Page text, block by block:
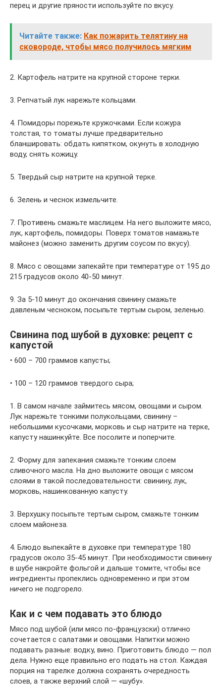
перец и другие пряности используйте по вкусу.
Читайте также: Как пожарить телятину на
сковороде, чтобы мясо получилось мягким
2. Картофель натрите на крупной стороне терки.
3. Репчатый лук нарежьте кольцами.
4. Помидоры порежьте кружочками. Если кожура
толстая, то томаты лучше предварительно
бланшировать: обдать кипятком, окунуть в холодную
воду, снять кожицу.
5. Твердый сыр натрите на крупной терке.
6. Зелень и чеснок измельчите.
7. Противень смажьте маслицем. На него выложите мясо,
лук, картофель, помидоры. Поверх томатов намажьте
майонез (можно заменить другим соусом по вкусу).
8. Мясо с овощами запекайте при температуре от 195 до
215 градусов около 40-50 минут.
9. За 5-10 минут до окончания свинину смажьте
давленым чесноком, посыпьте тертым сыром, зеленью.
Свинина под шубой в духовке: рецепт с
капустой
• 600 – 700 граммов капусты;
• 100 – 120 граммов твердого сыра;
1. В самом начале займитесь мясом, овощами и сыром.
Лук нарежьте тонкими полукольцами, свинину –
небольшими кусочками, морковь и сыр натрите на терке,
капусту нашинкуйте. Все посолите и поперчите.
2. Форму для запекания смажьте тонким слоем
сливочного масла. На дно выложите овощи с мясом
слоями в такой последовательности: свинину, лук,
морковь, нашинкованную капусту.
3. Верхушку посыпьте тертым сыром, смажьте тонким
слоем майонеза.
4. Блюдо выпекайте в духовке при температуре 180
градусов около 35-45 минут. При необходимости свинину
в шубе накройте фольгой и дальше томите, чтобы все
ингредиенты пропеклись одновременно и при этом
ничего не подгорело.
Как и с чем подавать это блюдо
Мясо под шубой (или мясо по-французски) отлично
сочетается с салатами и овощами. Напитки можно
подавать разные: водку, вино. Приготовить блюдо — пол
дела. Нужно еще правильно его подать на стол. Каждая
порция на тарелке должна сохранять очередность
слоев, а также верхний слой — «шубу».